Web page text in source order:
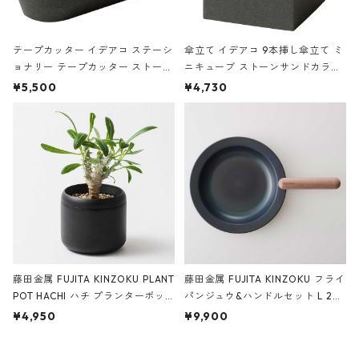
テープカッター イデアコ ステーシ
ョナリー テープカッター ストーン
サンドカラー 石調 ideaco Station
¥5,500
傘立て イデアコ 9本挿し傘立て ミ
ニキューブ ストーンサンドカラー
石調 ideaco Umbrella Stand CUB
E ストーンサンドブラック
¥4,730
藤田金属 FUJITA KINZOKU PLANT
POT HACHI ハチ プランターポッ
ト 3号 ブラック
¥4,950
藤田金属 FUJITA KINZOKU フライ
パンジュウ&ハンドルセット L 24c
m ガス火・IH対応 鉄フライパン
¥9,900